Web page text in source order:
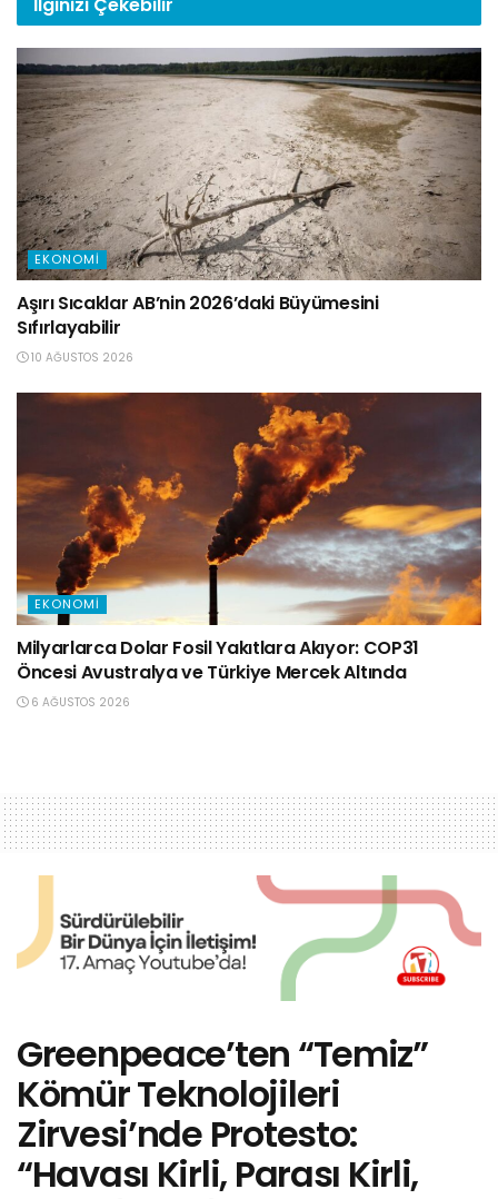
İlginizi Çekebilir
EKONOMI
Aşırı Sıcaklar AB’nin 2026’daki Büyümesini
Sıfırlayabilir
10 AĞUSTOS 2026
EKONOMI
Milyarlarca Dolar Fosil Yakıtlara Akıyor: COP31
Öncesi Avustralya ve Türkiye Mercek Altında
6 AĞUSTOS 2026
Greenpeace’ten “Temiz”
Kömür Teknolojileri
Zirvesi’nde Protesto:
“Havası Kirli, Parası Kirli,